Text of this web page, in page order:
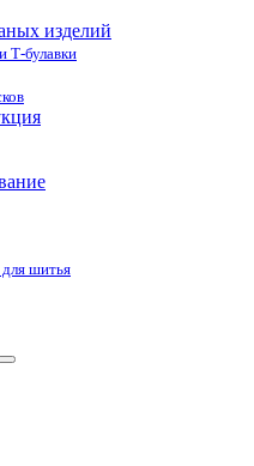
изделий
Т-булавки
шитья